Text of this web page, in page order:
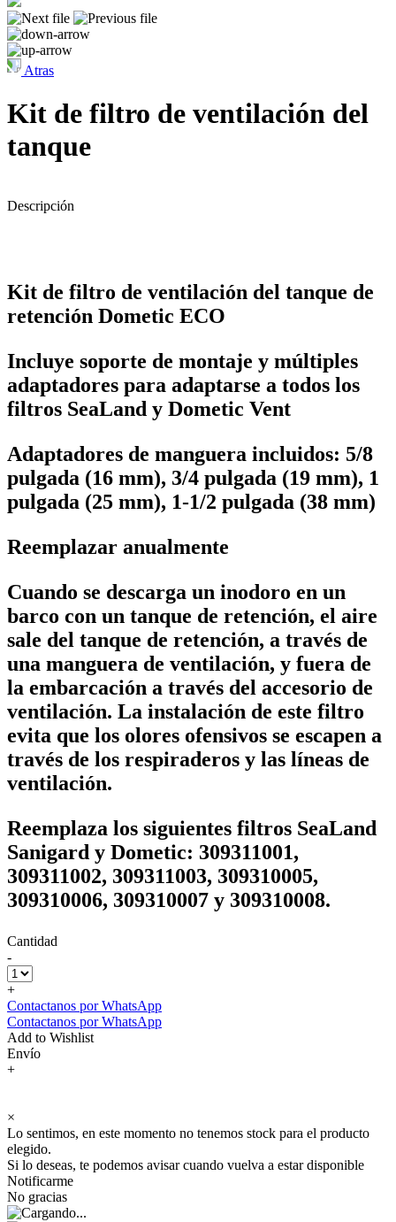
Atras
Kit de filtro de ventilación del
tanque
Descripción
Kit de filtro de ventilación del tanque de
retención Dometic ECO
Incluye soporte de montaje y múltiples
adaptadores para adaptarse a todos los
filtros SeaLand y Dometic Vent
Adaptadores de manguera incluidos: 5/8
pulgada (16 mm), 3/4 pulgada (19 mm), 1
pulgada (25 mm), 1-1/2 pulgada (38 mm)
Reemplazar anualmente
Cuando se descarga un inodoro en un
barco con un tanque de retención, el aire
sale del tanque de retención, a través de
una manguera de ventilación, y fuera de
la embarcación a través del accesorio de
ventilación. La instalación de este filtro
evita que los olores ofensivos se escapen a
través de los respiraderos y las líneas de
ventilación.
Reemplaza los siguientes filtros SeaLand
Sanigard y Dometic: 309311001,
309311002, 309311003, 309310005,
309310006, 309310007 y 309310008.
Cantidad
-
+
Contactanos por WhatsApp
Contactanos por WhatsApp
Add to Wishlist
Envío
+
×
Lo sentimos, en este momento no tenemos stock para el producto
elegido.
Si lo deseas, te podemos avisar cuando vuelva a estar disponible
Notificarme
No gracias